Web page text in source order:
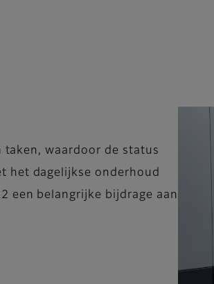
waardoor de status
het dagelijkse onderhoud
een belangrijke bijdrage aan